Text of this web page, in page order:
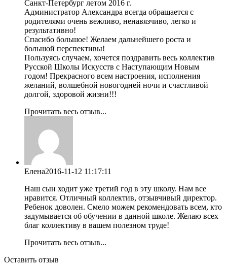
Санкт-Петербург летом 2016 г.
Администратор Александра всегда обращается с
родителями очень вежливо, ненавязчиво, легко и
результативно!
Спасибо большое! Желаем дальнейшего роста и
большой перспективы!
Пользуясь случаем, хочется поздравить весь коллектив
Русской Школы Искусств с Наступающим Новым
годом! Прекрасного всем настроения, исполнения
желаний, волшебной новогодней ночи и счастливой
долгой, здоровой жизни!!!
Прочитать весь отзыв...
Елена2016-11-12 11:17:11
Наш сын ходит уже третий год в эту школу. Нам все
нравится. Отличный коллектив, отзывчивый директор.
Ребенок доволен. Смело можем рекомендовать всем, кто
задумывается об обучении в данной школе. Желаю всех
благ коллективу в вашем полезном труде!
Прочитать весь отзыв...
Оставить отзыв